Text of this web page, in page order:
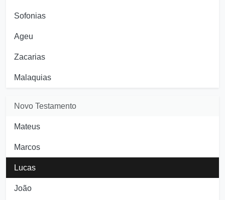
Sofonias
Ageu
Zacarias
Malaquias
Novo Testamento
Mateus
Marcos
Lucas
João